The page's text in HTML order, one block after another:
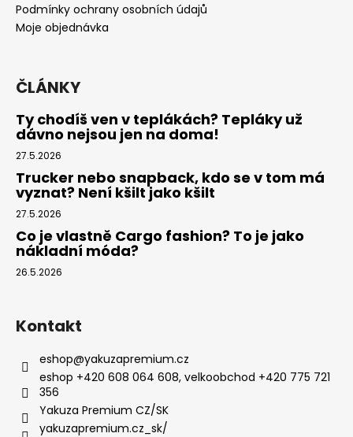
Podmínky ochrany osobních údajů
Moje objednávka
ČLÁNKY
Ty chodíš ven v teplákách? Tepláky už
dávno nejsou jen na doma!
27.5.2026
Trucker nebo snapback, kdo se v tom má
vyznat? Není kšilt jako kšilt
27.5.2026
Co je vlastně Cargo fashion? To je jako
nákladní móda?
26.5.2026
Kontakt
eshop@yakuzapremium.cz
eshop +420 608 064 608, velkoobchod +420 775 721
356
Yakuza Premium CZ/SK
yakuzapremium.cz_sk/